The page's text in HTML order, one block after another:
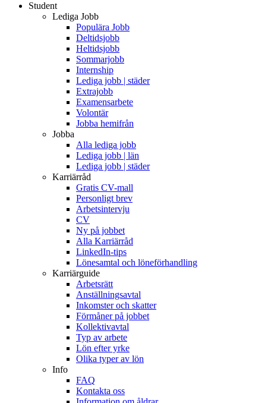
Student
Lediga Jobb
Populära Jobb
Deltidsjobb
Heltidsjobb
Sommarjobb
Internship
Lediga jobb | städer
Extrajobb
Examensarbete
Volontär
Jobba hemifrån
Jobba
Alla lediga jobb
Lediga jobb | län
Lediga jobb | städer
Karriärråd
Gratis CV-mall
Personligt brev
Arbetsintervju
CV
Ny på jobbet
Alla Karriärråd
LinkedIn-tips
Lönesamtal och löneförhandling
Karriärguide
Arbetsrätt
Anställningsavtal
Inkomster och skatter
Förmåner på jobbet
Kollektivavtal
Typ av arbete
Lön efter yrke
Olika typer av lön
Info
FAQ
Kontakta oss